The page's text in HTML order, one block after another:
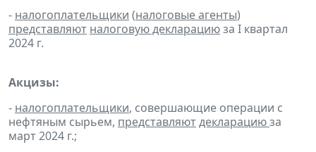
- налогоплательщики (налоговые агенты)
представляют налоговую декларациюза I квартал
2024 г.
Акцизы:
- налогоплательщики, совершающие операции с
нефтяным сырьем, представляютдекларациюза
март 2024 г.;